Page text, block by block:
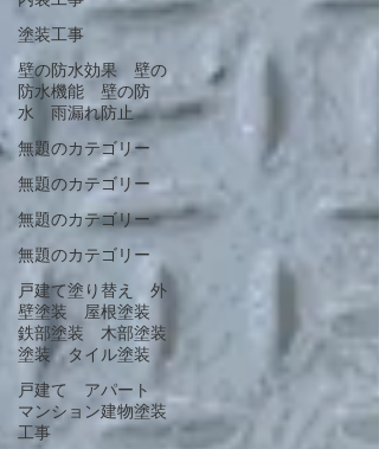
塗装工事
壁の防水効果 壁の
防水機能 壁の防
水 雨漏れ防止
無題のカテゴリー
無題のカテゴリー
無題のカテゴリー
無題のカテゴリー
戸建て塗り替え 外
壁塗装 屋根塗装
鉄部塗装 木部塗装
塗装 タイル塗装
戸建て アパート
マンション建物塗装
工事